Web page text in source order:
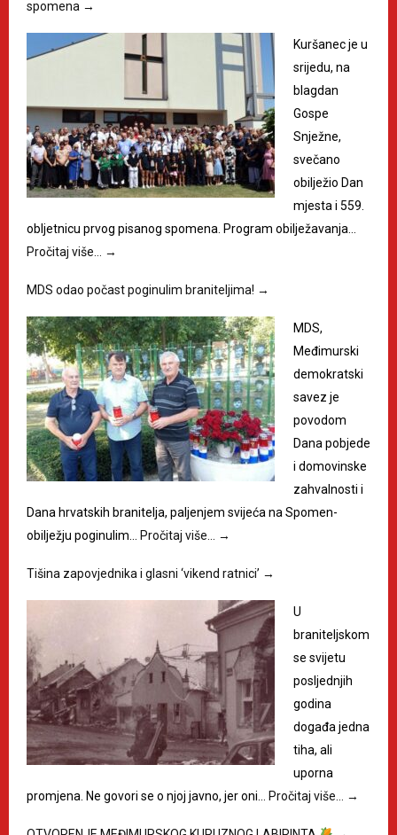
spomena →
Kuršanec je u
srijedu, na
blagdan
Gospe
Snježne,
svečano
obilježio Dan
mjesta i 559.
obljetnicu prvog pisanog spomena. Program obilježavanja…
Pročitaj više…
→
MDS odao počast poginulim braniteljima! →
MDS,
Međimurski
demokratski
savez je
povodom
Dana pobjede
i domovinske
zahvalnosti i
Dana hrvatskih branitelja, paljenjem svijeća na Spomen-
obilježju poginulim…
Pročitaj više… →
Tišina zapovjednika i glasni ‘vikend ratnici’ →
U
braniteljskom
se svijetu
posljednjih
godina
događa jedna
tiha, ali
uporna
promjena. Ne govori se o njoj javno, jer oni…
Pročitaj više… →